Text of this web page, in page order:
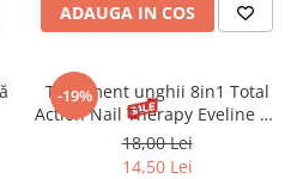
ADAUGA IN COS
-19%
Tratament unghii 8in1 Total
Action Nail Therapy Eveline 12
ml
18,00 Lei
14,50 Lei